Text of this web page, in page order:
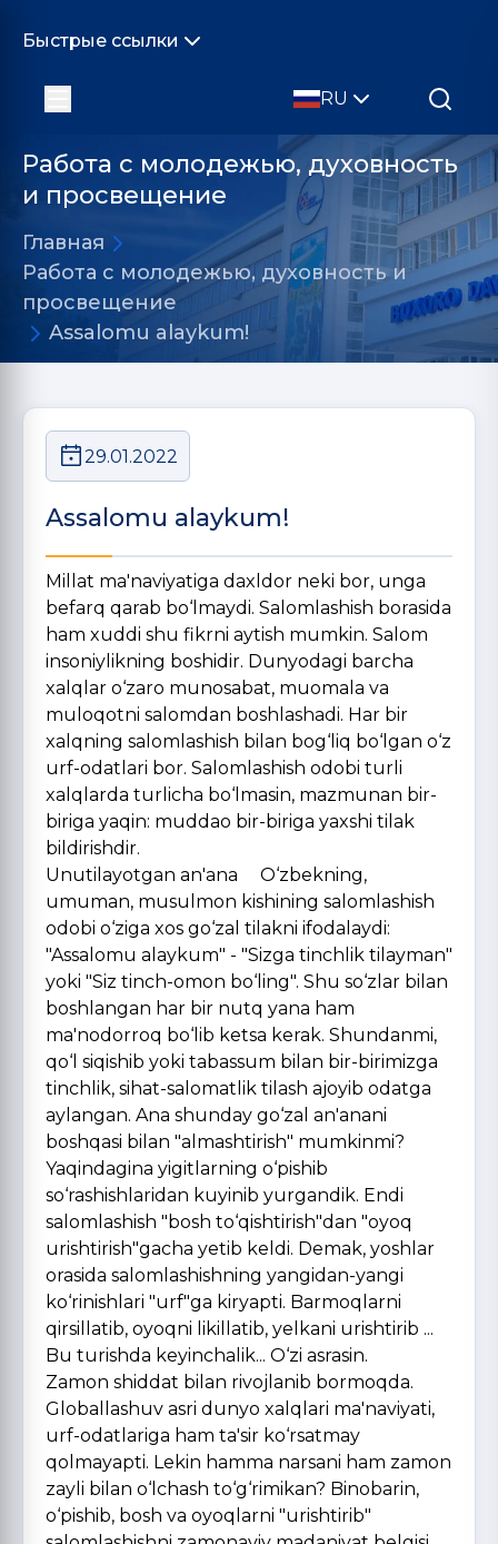
Быстрые ссылки
RU
Работа с молодежью, духовность
и просвещение
Главная
Работа с молодежью, духовность и
просвещение
Assalomu alaykum!
29.01.2022
Assalomu alaykum!
Millat ma'naviyatiga daxldor neki bor, unga
befarq qarab bo‘lmaydi. Salomlashish borasida
ham xuddi shu fikrni aytish mumkin. Salom
insoniylikning boshidir. Dunyo­dagi barcha
xalqlar o‘zaro munosabat, muomala va
muloqotni salomdan boshlashadi. Har bir
xalqning salomlashish bilan bog‘liq bo‘lgan o‘z
urf-odatlari bor. Salomlashish odobi turli
xalqlarda turlicha bo‘lmasin, mazmunan bir-
biriga yaqin: muddao bir-biriga yaxshi tilak
Unutilayotgan an'ana O‘zbekning,
umuman, musulmon kishining salomlashish
odobi o‘ziga xos go‘zal tilakni ifodalaydi:
"Assalomu alaykum" - "Sizga tinchlik tilayman"
yoki "Siz tinch-omon bo‘ling". Shu so‘zlar bilan
boshlangan har bir nutq yana ham
ma'nodorroq bo‘lib ketsa kerak. Shundanmi,
qo‘l siqishib yoki tabassum bilan bir-birimizga
tinchlik, sihat-salomatlik tilash ajoyib odatga
aylangan. Ana shunday go‘zal an'anani
boshqasi bilan "almashtirish" mumkinmi?
Yaqindagina yigitlarning o‘pishib
so‘rashishlaridan kuyinib yurgandik. Endi
salomlashish "bosh to‘qishtirish"dan "oyoq
urishtirish"gacha yetib keldi. Demak, yoshlar
orasida salomlashishning yangidan-yangi
ko‘rinishlari "urf"ga kiryapti. Barmoqlarni
qirsillatib, oyoqni likillatib, yelkani urishtirib ...
Bu turishda keyinchalik... O‘zi asrasin.
Zamon shiddat bilan rivojlanib bormoqda.
Globallashuv asri dunyo xalqlari ma'naviyati,
urf-odatlariga ham ta'sir ko‘rsatmay
qolmayapti. Lekin hamma narsani ham zamon
zayli bilan o‘lchash to‘g‘rimikan? Binobarin,
o‘pishib, bosh va oyoqlarni "urishtirib"